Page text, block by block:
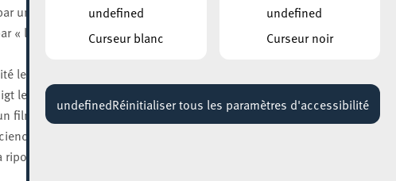
un
« le
les
les
filme à
de
undefined
Curseur blanc
undefined
Curseur noir
undefinedRéinitialiser tous les paramètres d'accessibilité